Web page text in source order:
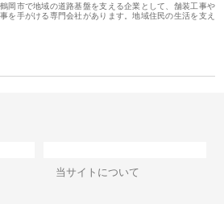
岡市で地域の道路基盤を支える企業として、舗装工事や
を手がける専門会社があります。地域住民の生活を支え
当サイトについて